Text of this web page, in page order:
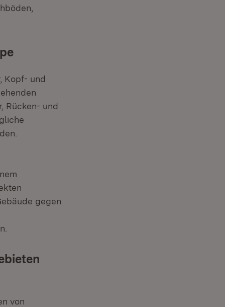
Kopf- und
Rücken- und
gegen
von